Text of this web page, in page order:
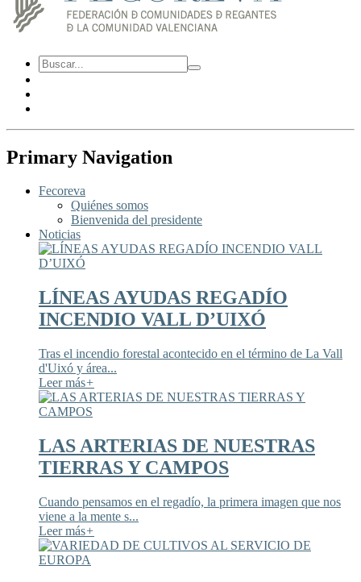
Primary Navigation
Fecoreva
Quiénes somos
Bienvenida del presidente
Noticias
LÍNEAS AYUDAS REGADÍO
INCENDIO VALL D’UIXÓ
Tras el incendio forestal acontecido en el término de La Vall
d'Uixó y área...
Leer más+
LAS ARTERIAS DE NUESTRAS
TIERRAS Y CAMPOS
Cuando pensamos en el regadío, la primera imagen que nos
viene a la mente s...
Leer más+